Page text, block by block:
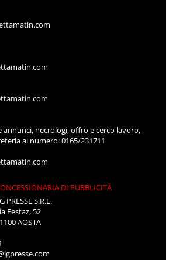
annunci, necrologi, offro e cerco lavoro,
al numero: 0165/231711
DI PUBBLICITÀ
PRESSE S.R.L.
Festaz, 52
AOSTA